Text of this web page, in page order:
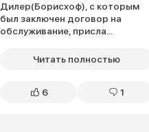
Дилер(Борисхоф), с которым
был заключен договор на
обслуживание, присла...
Читать полностью
6 1